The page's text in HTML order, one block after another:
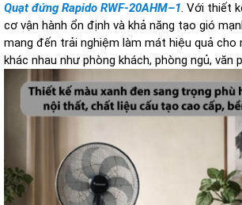
Quạt đứng Rapido RWF-20AHM–1. Với thiết
cơ vận hành ổn định và khả năng tạo gió
mang đến trải nghiệm làm mát hiệu quả cho
khác nhau như phòng khách, phòng ngủ, văn